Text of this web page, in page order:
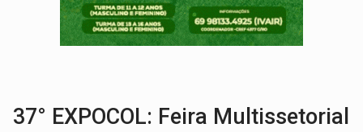
VÍDEO:Serpente capturada na fábrica da Coca-Cola é
HOMENAGEM:Cientistas cassados pelo AI-5 se tornam pesquisadores
37° EXPOCOL: Feira Multissetorial